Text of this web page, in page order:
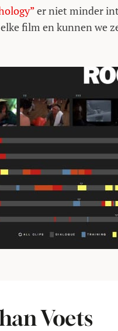
er niet minder
film en kunnen we
Voets